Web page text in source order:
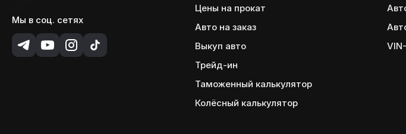
Мы в соц. сетях
Цены на прокат
Авто на заказ
Выкуп авто
Трейд-ин
Таможенный калькулятор
Колёсный калькулятор